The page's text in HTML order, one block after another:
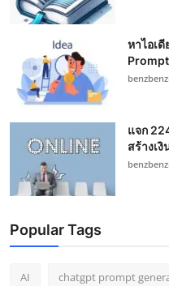
หาไอเ
แจก
สร้างเ
Popular Tags
AI chatgpt prompt